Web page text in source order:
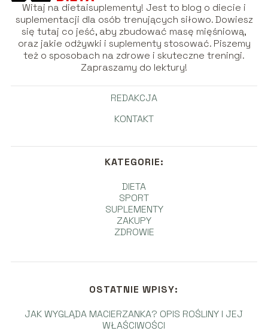
Witaj na dietaisuplementy! Jest to blog o diecie i
suplementacji dla osób trenujących siłowo. Dowiesz
się tutaj co jeść, aby zbudować masę mięśniową,
oraz jakie odżywki i suplementy stosować. Piszemy
też o sposobach na zdrowe i skuteczne treningi.
Zapraszamy do lektury!
REDAKCJA
KONTAKT
KATEGORIE:
DIETA
SPORT
SUPLEMENTY
ZAKUPY
ZDROWIE
OSTATNIE WPISY:
JAK WYGLĄDA MACIERZANKA? OPIS ROŚLINY I JEJ
WŁAŚCIWOŚCI